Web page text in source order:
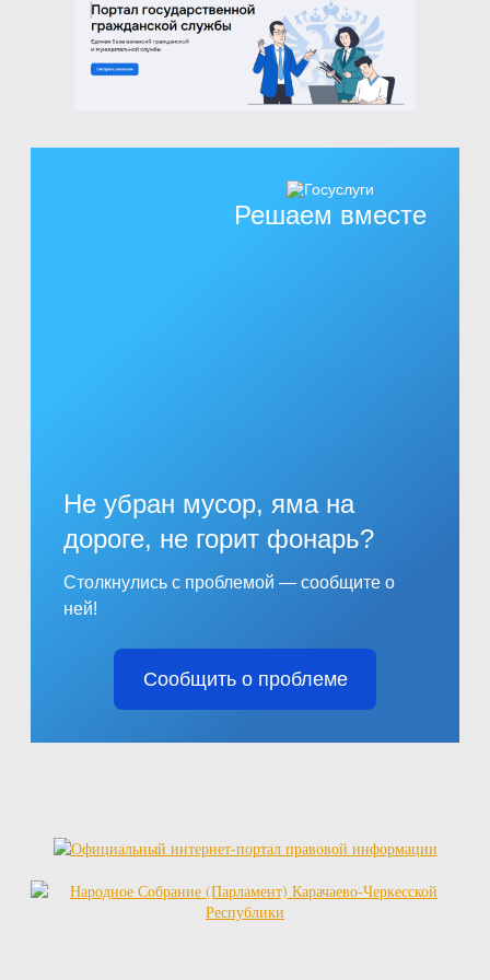
Решаем вместе
Не убран мусор, яма на
дороге, не горит фонарь?
Столкнулись с проблемой — сообщите о
ней!
Сообщить о проблеме